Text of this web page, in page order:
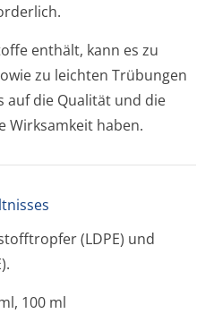
enthält, kann es zu
zu leichten Trübungen
auf die Qualität und die
Wirksamkeit haben.
(LDPE) und
100 ml